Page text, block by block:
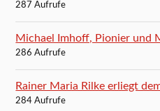
287 Aufrufe
Michael Imhoff, Pionier und
286 Aufrufe
Rainer Maria Rilke erliegt
284 Aufrufe